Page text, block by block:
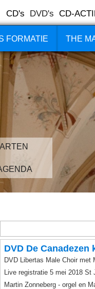
CD's DVD's CD-
FORMATIE THE
DVD De Canadezen
DVD Libertas Male Choir met
Live registratie 5 mei 2018 St
Martin Zonneberg - orgel en